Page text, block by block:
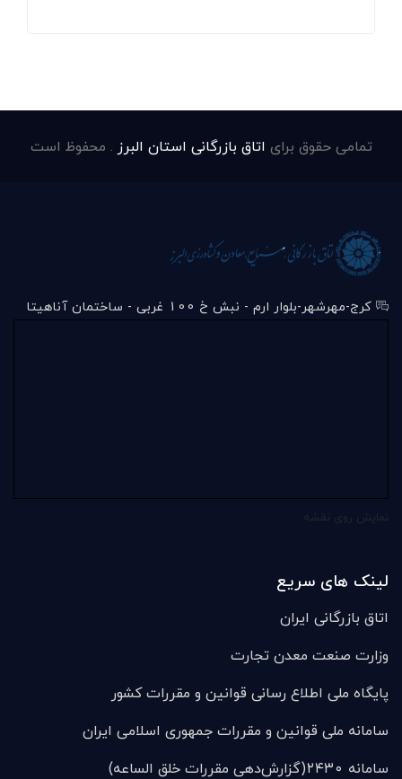
تمامی حقوق برای اتاق بازرگانی استان البرز . محفوظ است
کرج-مهرشهر-بلوار ارم - نبش خ 100 غربی - ساختمان آناهیتا
لینک های سریع
اتاق بازرگانی ایران
وزارت صنعت معدن تجارت
پایگاه ملی اطلاع رسانی قوانین و مقررات کشور
سامانه ملی قوانين و مقررات جمهوری اسلامی ایران
سامانه ۲۴۳۰(گزارش‌دهی مقررات خلق الساعه)